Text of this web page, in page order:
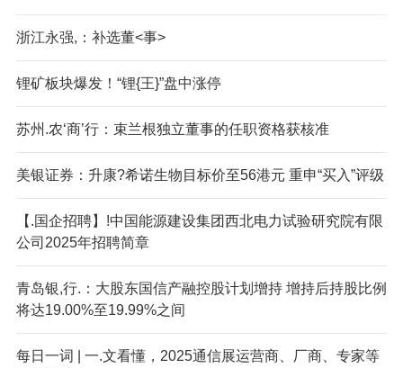
浙江永强,：补选董<事>
锂矿板块爆发！“锂{王}”盘中涨停
苏州.农‘商’行：束兰根独立董事的任职资格获核准
美银证券：升康?希诺生物目标价至56港元 重申“买入”评级
【.国企招聘】!中国能源建设集团西北电力试验研究院有限
公司2025年招聘简章
青岛银,行.：大股东国信产融控股计划增持 增持后持股比例
将达19.00%至19.99%之间
每日一词 | 一.文看懂，2025通信展运营商、厂商、专家等